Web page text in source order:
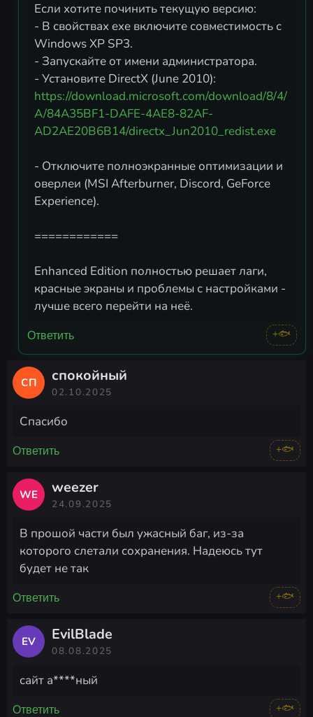
Если хотите починить текущую версию:
- В свойствах exe включите совместимость с
Windows XP SP3.
- Запускайте от имени администратора.
- Установите DirectX (June 2010):
https://download.microsoft.com/download/8/4/
A/84A35BF1-DAFE-4AE8-82AF-
AD2AE20B6B14/directx_Jun2010_redist.exe
- Отключите полноэкранные оптимизации и
оверлеи (MSI Afterburner, Discord, GeForce
Experience).
============
Enhanced Edition полностью решает лаги,
красные экраны и проблемы с настройками -
лучше всего перейти на неё.
Ответить +🐟
СП спокойный
02.10.2025
Спасибо
Ответить +🐟
WE weezer
24.09.2025
В прошой части был ужасный баг, из-за
которого слетали сохранения. Надеюсь тут
будет не так
Ответить +🐟
EV EvilBlade
08.08.2025
сайт а****ный
Ответить +🐟